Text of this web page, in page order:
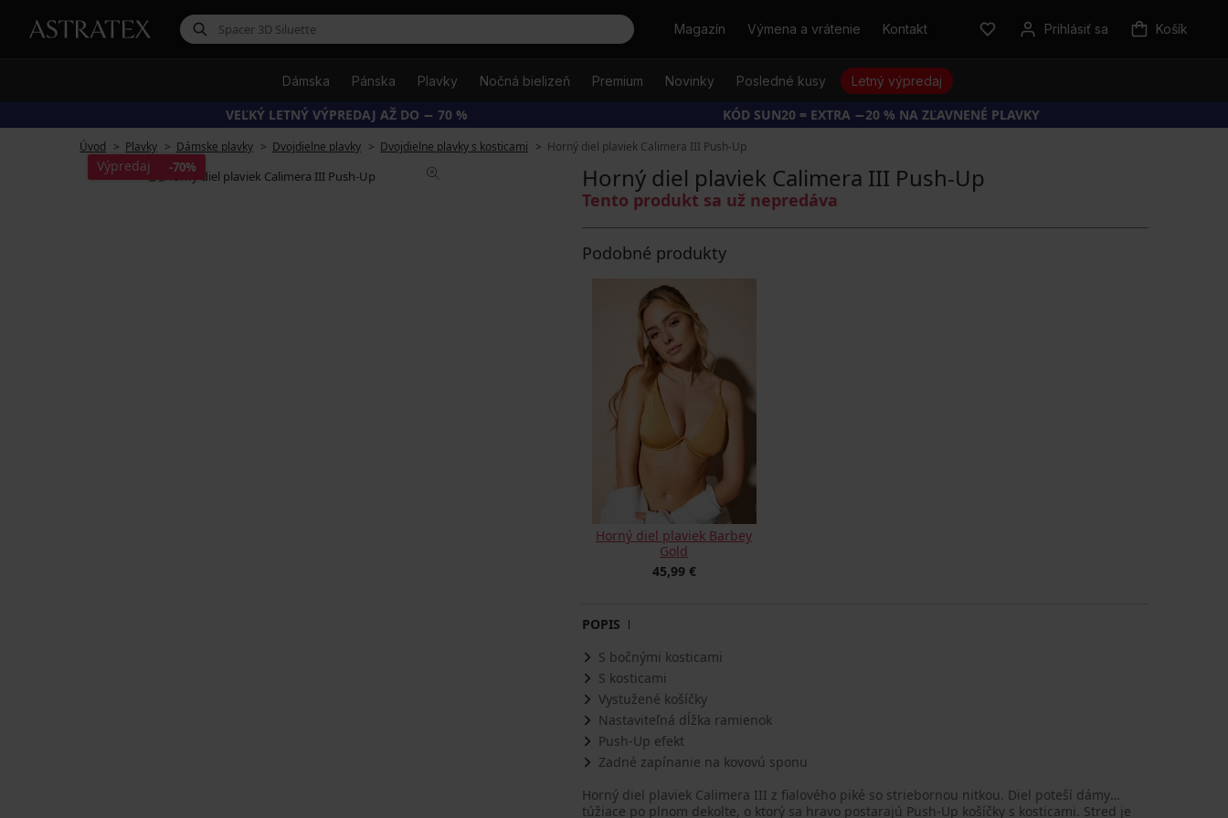
HľadaťMagazín Výmena a vrátenie Kontakt Prihlásiť sa Košík
Dámska Pánska Plavky Nočná bielizeň Premium Novinky Posledné kusy Letný výpredaj
VEĽKÝ LETNÝ VÝPREDAJ AŽ DO − 70 % KÓD SUN20 = EXTRA −20 % NA ZĽAVNENÉ PLAVKY
Úvod Plavky Dámske plavky Dvojdielne plavky Dvojdielne plavky s kosticami Horný diel plaviek Calimera III Push-Up
Výpredaj -70% Horný diel plaviek Calimera III Push-Up
Tento produkt sa už nepredáva
Podobné produkty
Horný diel plaviek Barbey
Gold
45,99 €
POPIS
S bočnými kosticami
S kosticami
Vystužené košíčky
Nastaviteľná dĺžka ramienok
Push-Up efekt
Zadné zapínanie na kovovú sponu
Horný diel plaviek Calimera III z fialového piké so striebornou nitkou. Diel poteší dámy
túžiace po plnom dekolte, o ktorý sa hravo postarajú Push-Up košíčky s kosticami. Stred je